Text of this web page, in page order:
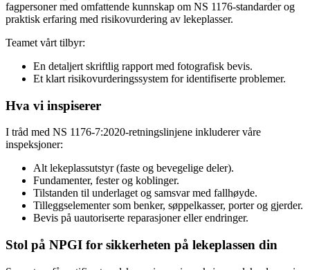
fagpersoner med omfattende kunnskap om NS 1176-standarder og
praktisk erfaring med risikovurdering av lekeplasser.
Teamet vårt tilbyr:
En detaljert skriftlig rapport med fotografisk bevis.
Et klart risikovurderingssystem for identifiserte problemer.
Hva vi inspiserer
I tråd med NS 1176-7:2020-retningslinjene inkluderer våre
inspeksjoner:
Alt lekeplassutstyr (faste og bevegelige deler).
Fundamenter, fester og koblinger.
Tilstanden til underlaget og samsvar med fallhøyde.
Tilleggselementer som benker, søppelkasser, porter og gjerder.
Bevis på uautoriserte reparasjoner eller endringer.
Stol på NPGI for sikkerheten på lekeplassen din